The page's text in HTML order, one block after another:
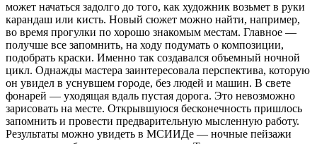
может начаться задолго до того, как художник возьмет в руки
карандаш или кисть. Новый сюжет можно найти, например,
во время прогулки по хорошо знакомым местам. Главное —
получше все запомнить, на ходу подумать о композиции,
подобрать краски. Именно так создавался объемный ночной
цикл. Однажды мастера заинтересовала перспектива, которую
он увидел в уснувшем городе, без людей и машин. В свете
фонарей — уходящая вдаль пустая дорога. Это невозможно
зарисовать на месте. Открывшуюся бесконечность пришлось
запомнить и провести предварительную мысленную работу.
Результаты можно увидеть в МСИИДе — ночные пейзажи